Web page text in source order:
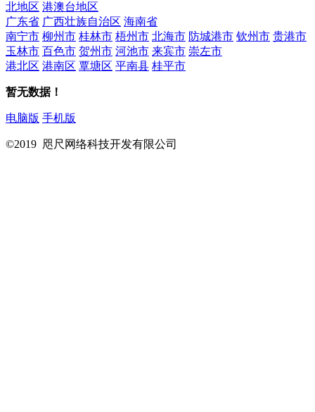
北地区 港澳台地区
广东省 广西壮族自治区 海南省
南宁市 柳州市 桂林市 梧州市 北海市 防城港市 钦州市 贵港市
玉林市 百色市 贺州市 河池市 来宾市 崇左市
港北区 港南区 覃塘区 平南县 桂平市
暂无数据！
电脑版 手机版
©2019 咫尺网络科技开发有限公司